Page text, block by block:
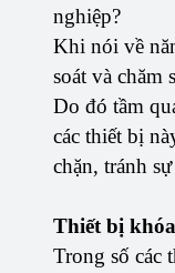
nghiệp?
Khi nói về
soát và chăm
Do đó tầm
các thiết bị
chặn, tránh
Thiết bị
Trong số các